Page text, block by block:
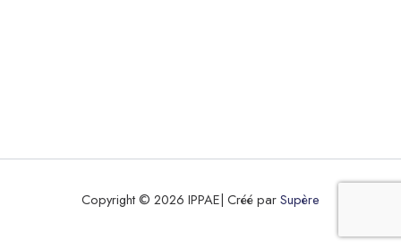
Copyright © 2026 IPPAE| Créé parSupère